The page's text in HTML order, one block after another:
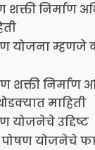
शक्ती निर्माण
योजना म्हणजे
शक्ती निर्माण
माहिती
योजनेचे उद्दिष्ट
पोषण योजनेचे